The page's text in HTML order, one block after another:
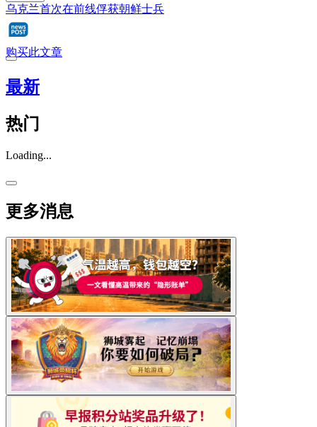
乌克兰首次在前线俘获朝鲜士兵
购买此文章
最新
热门
Loading...
更多消息